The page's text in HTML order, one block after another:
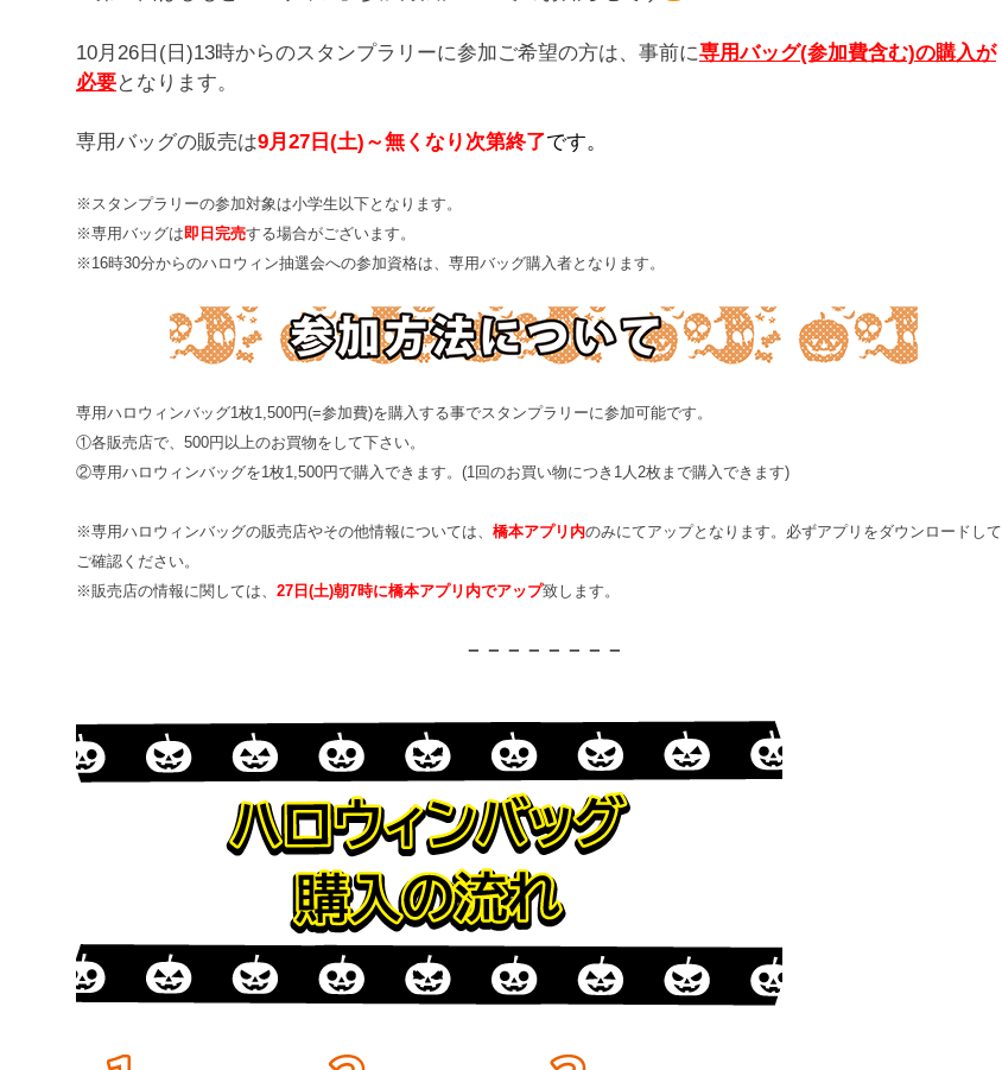
10月26日(日)13時からのスタンプラリーに参加ご希望の方は、事前に専用バッグ(参加費含む)の購入が
必要となります。
専用バッグの販売は9月27日(土)～無くなり次第終了です。
※スタンプラリーの参加対象は小学生以下となります。
※専用バッグは即日完売する場合がございます。
※16時30分からのハロウィン抽選会への参加資格は、専用バッグ購入者となります。
専用ハロウィンバッグ1枚1,500円(=参加費)を購入する事でスタンプラリーに参加可能です。
①各販売店で、500円以上のお買物をして下さい。
②専用ハロウィンバッグを1枚1,500円で購入できます。(1回のお買い物につき1人2枚まで購入できます)
※専用ハロウィンバッグの販売店やその他情報については、 橋本アプリ内のみにてアップとなります。必ずアプリをダウンロードして
ご確認ください。
※販売店の情報に関しては、 27日(土)朝7時に橋本アプリ内でアップ致します。
－－－－－－－－